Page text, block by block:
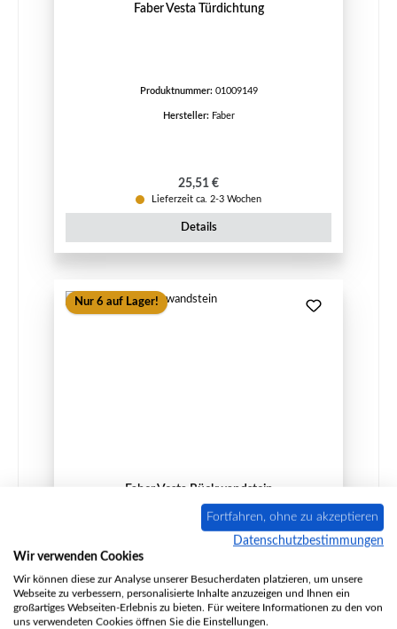
Faber Vesta Türdichtung
Produktnummer: 01009149
Hersteller: Faber
Regulärer Preis:
25,51 €
Lieferzeit ca. 2-3 Wochen
Details
Nur 6 auf Lager!
Faber Vesta Rückwandstein
01032339
Hersteller:Faber
Fortfahren, ohne zu akzeptieren
Datenschutzbestimmungen
Wir verwenden Cookies
Wir können diese zur Analyse unserer Besucherdaten platzieren, um unsere
Webseite zu verbessern, personalisierte Inhalte anzuzeigen und Ihnen ein
großartiges Webseiten-Erlebnis zu bieten. Für weitere Informationen zu den von
uns verwendeten Cookies öffnen Sie die Einstellungen.